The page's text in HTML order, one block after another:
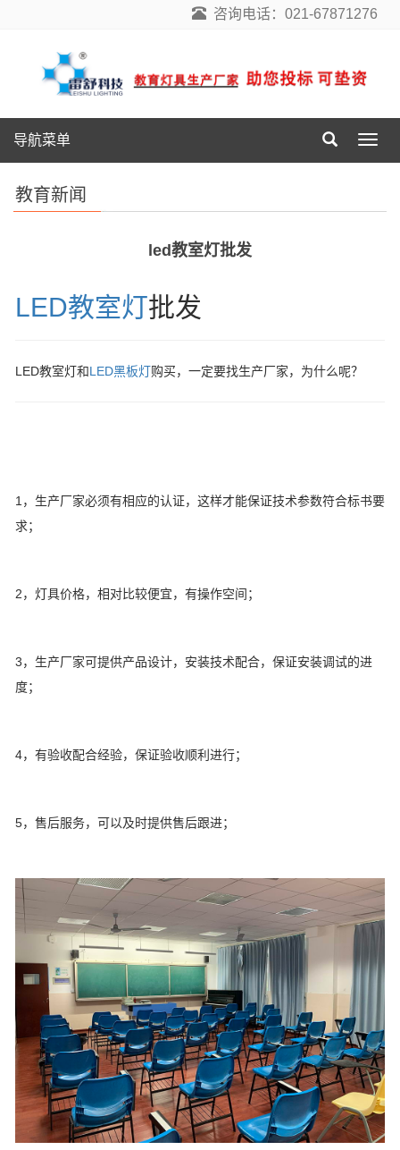
咨询电话：021-67871276
导
航
导航菜单
教育新闻
led教室灯批发
LED教室灯批发
LED教室灯和LED黑板灯购买，一定要找生产厂家，为什么呢？
1，生产厂家必须有相应的认证，这样才能保证技术参数符合标书要
求；
2，灯具价格，相对比较便宜，有操作空间；
3，生产厂家可提供产品设计，安装技术配合，保证安装调试的进
度；
4，有验收配合经验，保证验收顺利进行；
5，售后服务，可以及时提供售后跟进；